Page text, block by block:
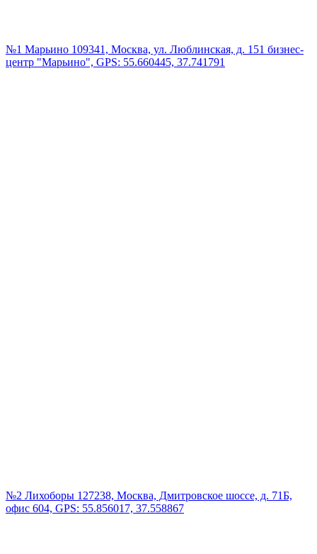
№1 Марьино 109341, Москва, ул. Люблинская, д. 151 бизнес-
центр "Марьино", GPS: 55.660445, 37.741791
№2 Лихоборы 127238, Москва, Дмитровское шоссе, д. 71Б,
офис 604, GPS: 55.856017, 37.558867